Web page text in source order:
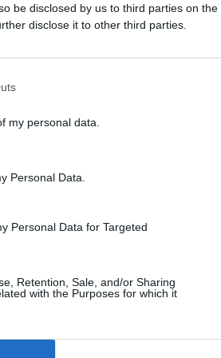
be disclosed by us to third parties on the
disclose it to other third parties.
my personal data.
Personal Data.
Personal Data for Targeted
Retention, Sale, and/or Sharing
with the Purposes for which it
σε τραγωδία στην
νύφη (βίντεο)
γάμου έχουν καταγράψει, μάλιστα, σε…